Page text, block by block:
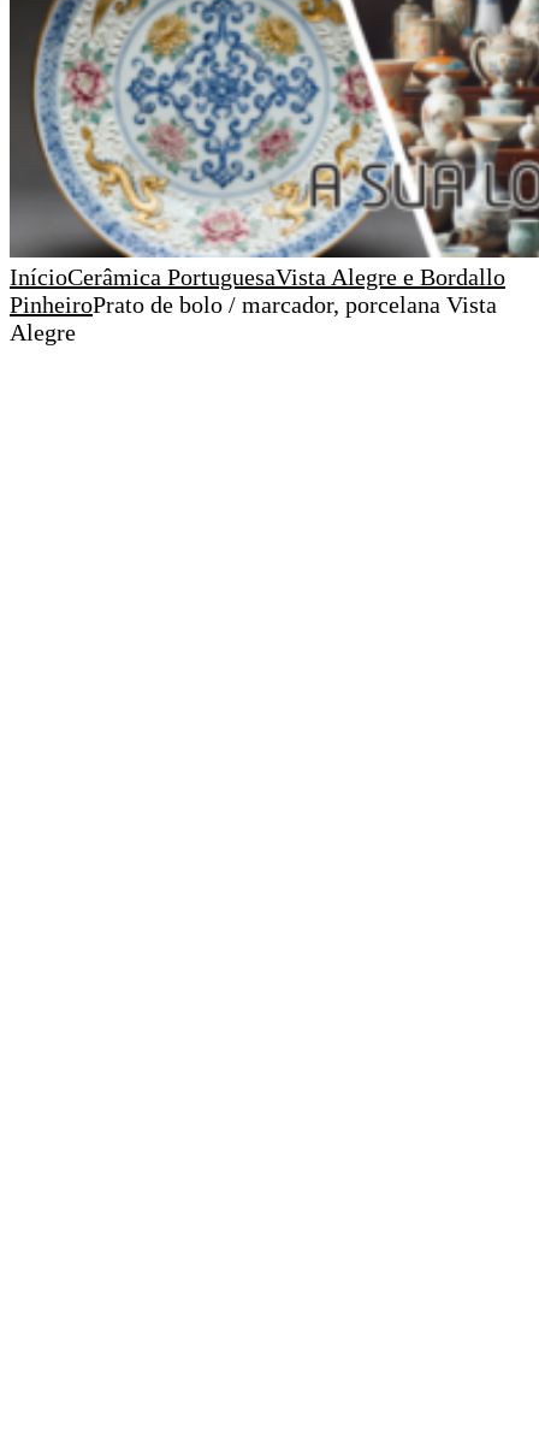
InícioCerâmica PortuguesaVista Alegre e Bordallo
PinheiroPrato de bolo / marcador, porcelana Vista
Alegre